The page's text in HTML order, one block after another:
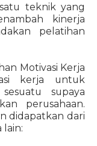
teknik yang
kinerja
pelatihan
Motivasi Kerja
kerja untuk
supaya
perusahaan.
didapatkan dari
lain: